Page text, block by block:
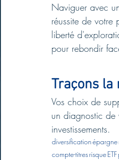
Naviguer avec
réussite de
liberté
pour rebondir
Traçons la
Vos choix de
un diagnostic de
investissements.
diversificationépargne
compte-titresrisqueETF